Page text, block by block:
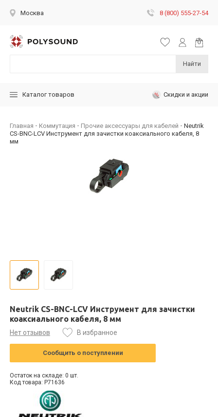
Москва 8 (800) 555-27-54
Найти
Каталог товаров Скидки и акции
Главная Коммутация Прочие аксессуары для кабелей
Neutrik
CS-BNC-LCV Инструмент для зачистки коаксиального кабеля, 8
мм
Neutrik CS-BNC-LCV Инструмент для зачистки
коаксиального кабеля, 8 мм
Нет отзывов В избранное
Сообщить о поступлении
Остаток на складе: 0 шт.
Код товара: P71636